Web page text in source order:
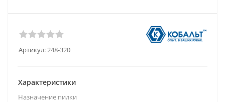
Артикул:248-320
Характеристики
Назначение пилки